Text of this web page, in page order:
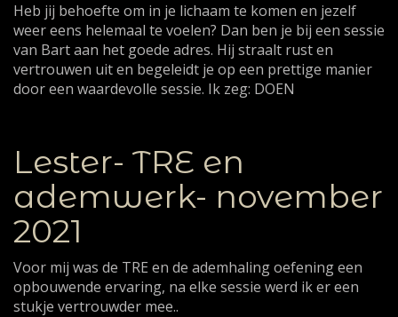
Heb jij behoefte om in je lichaam te komen en jezelf
weer eens helemaal te voelen? Dan ben je bij een sessie
van Bart aan het goede adres. Hij straalt rust en
vertrouwen uit en begeleidt je op een prettige manier
door een waardevolle sessie. Ik zeg: DOEN
Lester- TRE en
ademwerk- november
2021
Voor mij was de TRE en de ademhaling oefening een
opbouwende ervaring, na elke sessie werd ik er een
stukje vertrouwder mee..